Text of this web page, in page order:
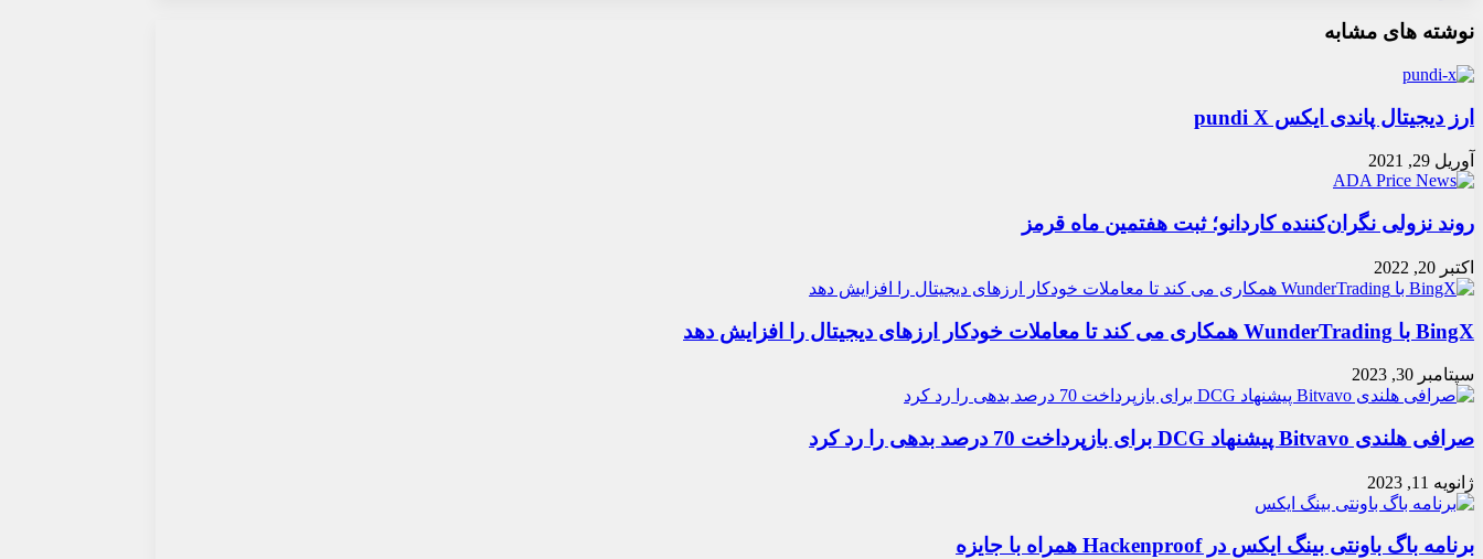
نوشته های مشابه
ارز دیجیتال پاندی ایکس pundi X
آوریل 29, 2021
روند نزولی نگران‌کننده کاردانو؛ ثبت هفتمین ماه قرمز
اکتبر 20, 2022
BingX با WunderTrading همکاری می کند تا معاملات خودکار ارزهای دیجیتال را افزایش دهد
سپتامبر 30, 2023
صرافی هلندی Bitvavo پیشنهاد DCG برای بازپرداخت 70 درصد بدهی را رد کرد
ژانویه 11, 2023
برنامه باگ باونتی بینگ ایکس در Hackenproof همراه با جایزه